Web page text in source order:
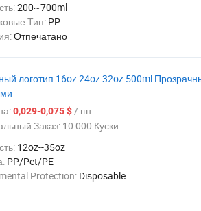
200~700ml
Тип: PP
Отпечатано
логотип 16oz 24oz 32oz 500ml
0,029-0,075 $/ шт.
Заказ: 10 000 Куски
12oz--35oz
PP/Pet/PE
Protection: Disposable